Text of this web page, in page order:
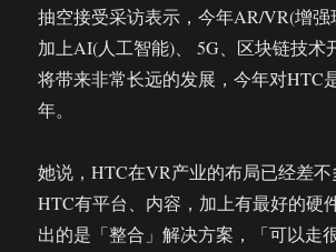
一
体
机
Vive
抽空接受采访表示，今年AR/VR(增
加上AI(人工智能)、 5G、区块链技术
将带来非常长远的发展，今年对HTC
年。
她说，HTC在VR产业的布局已经差
HTC有平台、内容，加上有最好的硬
出的是「整合」解决方案，「可以走